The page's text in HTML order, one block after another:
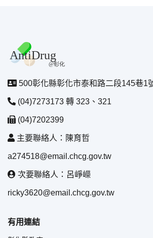
500彰化縣彰化市泰和路二段145巷1
(04)7273173 轉 323、321
(04)7202399
主要聯絡人：陳育哲
a274518@email.chcg.gov.tw
次要聯絡人：呂崢嶸
ricky3620@email.chcg.gov.tw
有用連結